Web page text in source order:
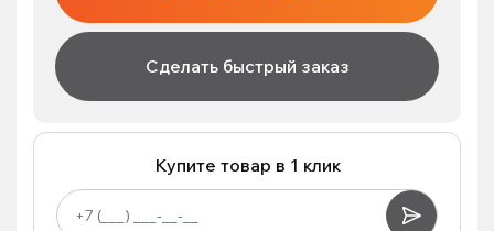
Сделать быстрый заказ
Купите товар в 1 клик